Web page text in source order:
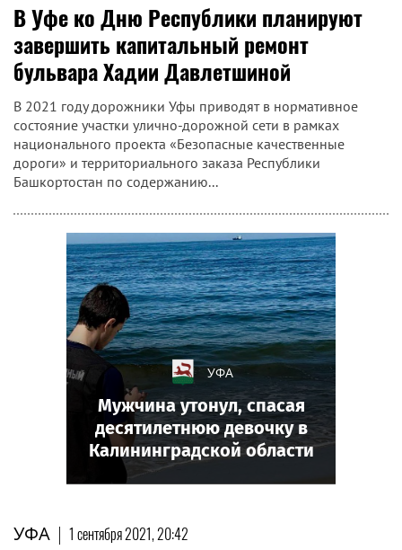
В Уфе ко Дню Республики планируют
завершить капитальный ремонт
бульвара Хадии Давлетшиной
В 2021 году дорожники Уфы приводят в нормативное
состояние участки улично-дорожной сети в рамках
национального проекта «Безопасные качественные
дороги» и территориального заказа Республики
Башкортостан по содержанию...
УФА | 1 сентября 2021, 20:42
УФА
Мужчина утонул, спасая
десятилетнюю девочку в
Калининградской области